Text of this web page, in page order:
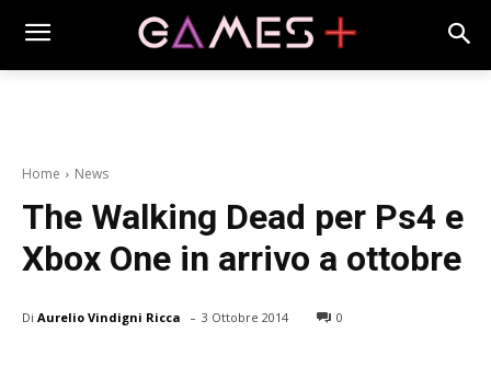
Home News
The Walking Dead per Ps4 e
Xbox One in arrivo a ottobre
Di Aurelio Vindigni Ricca - 3 Ottobre 2014 0